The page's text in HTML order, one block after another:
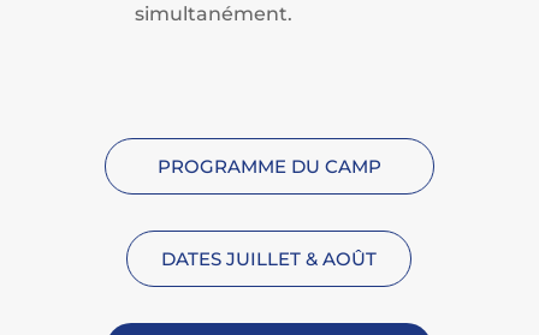
simultanément.
PROGRAMME DU CAMP
DATES JUILLET & AOÛT